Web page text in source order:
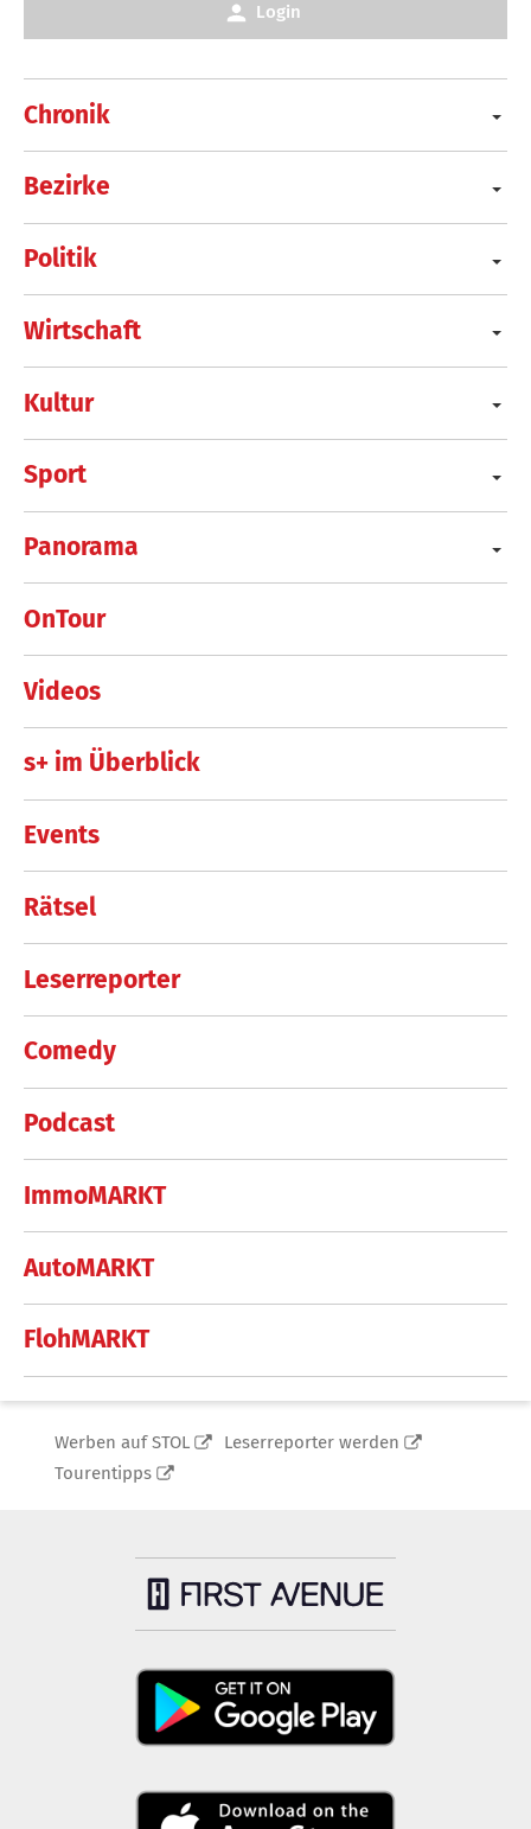
Chronik
Bezirke
Politik
Wirtschaft
Kultur
Sport
Panorama
OnTour
Videos
s+ im Überblick
Events
Rätsel
Leserreporter
Comedy
Podcast
ImmoMARKT
AutoMARKT
FlohMARKT
Login
Werben auf STOL
Leserreporter werden
Tourentipps